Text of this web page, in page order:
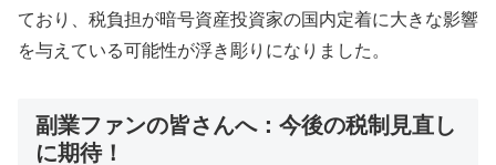
ており、税負担が暗号資産投資家の国内定着に大きな影響
を与えている可能性が浮き彫りになりました。
副業ファンの皆さんへ：今後の税制見直し
に期待！